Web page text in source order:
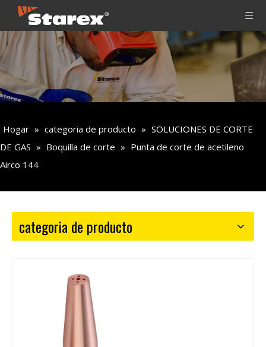
Hogar » categoria de producto » SOLUCIONES DE CORTE
DE GAS » Boquilla de corte » Punta de corte de acetileno
Airco 144
categoria de producto